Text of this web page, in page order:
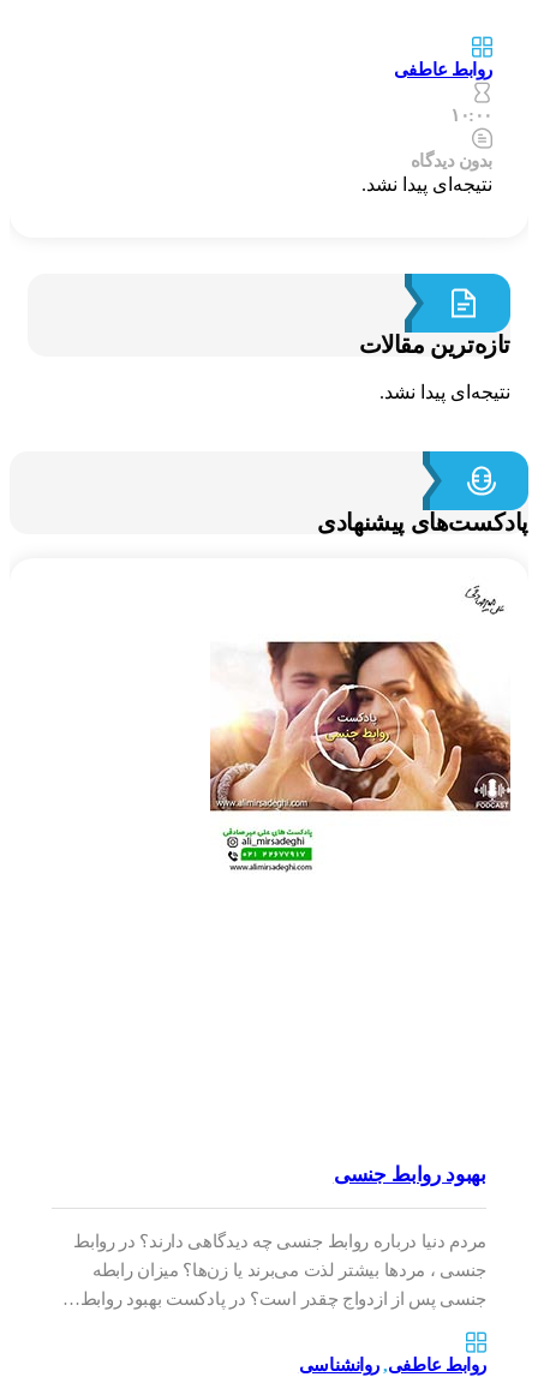
روابط عاطفی
۱۰:۰۰
بدون دیدگاه
نتیجه‌ای پیدا نشد.
مقالات
پیدا نشد.
پیشنهادی
بهبود روابط جنسی
مردم دنیا درباره روابط جنسی چه دیدگاهی دارند؟ در روابط
جنسی ، مردها بیشتر لذت می‌برند یا زن‌ها؟ میزان رابطه
جنسی پس از ازدواج چقدر است؟ در پادکست بهبود روابط…
روابط عاطفی,روانشناسی